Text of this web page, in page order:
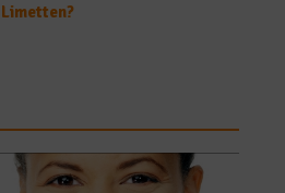
Limetten?